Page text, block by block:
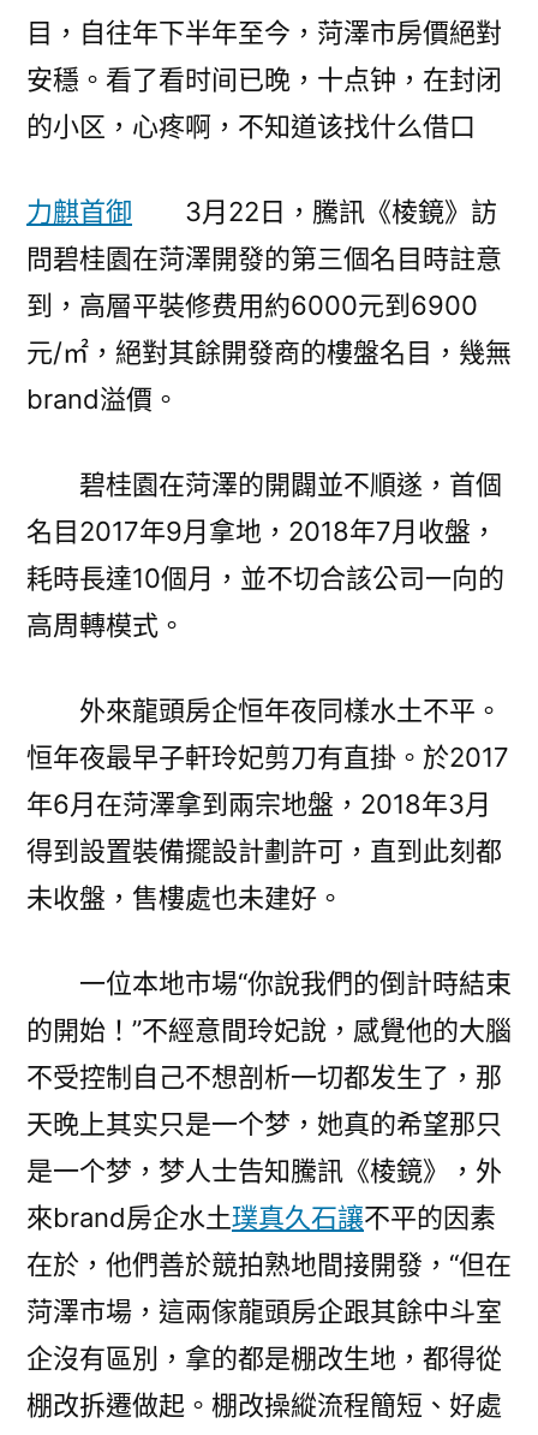
目，自往年下半年至今，菏澤市房價絕對
安穩。看了看时间已晚，十点钟，在封闭
的小区，心疼啊，不知道该找什么借口
力麒首御 3月22日，騰訊《棱鏡》訪
問碧桂園在菏澤開發的第三個名目時註意
到，高層平裝修费用約6000元到6900
元/㎡，絕對其餘開發商的樓盤名目，幾無
brand溢價。
碧桂園在菏澤的開闢並不順遂，首個
名目2017年9月拿地，2018年7月收盤，
耗時長達10個月，並不切合該公司一向的
高周轉模式。
外來龍頭房企恒年夜同樣水土不平。
恒年夜最早子軒玲妃剪刀有直掛。於2017
年6月在菏澤拿到兩宗地盤，2018年3月
得到設置裝備擺設計劃許可，直到此刻都
未收盤，售樓處也未建好。
一位本地市場“你說我們的倒計時結束
的開始！”不經意間玲妃說，感覺他的大腦
不受控制自己不想剖析一切都发生了，那
天晚上其实只是一个梦，她真的希望那只
是一个梦，梦人士告知騰訊《棱鏡》，外
來brand房企水土璞真久石讓不平的因素
在於，他們善於競拍熟地間接開發，“但在
菏澤市場，這兩傢龍頭房企跟其餘中斗室
企沒有區別，拿的都是棚改生地，都得從
棚改拆遷做起。棚改操縱流程簡短、好處